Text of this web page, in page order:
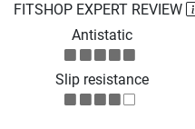
FITSHOP EXPERT REVIEW
Antistatic
Slip resistance